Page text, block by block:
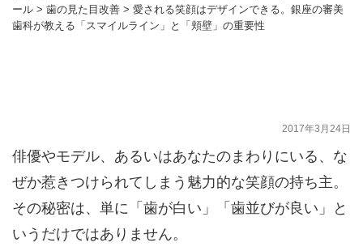
ール> 歯の見た目改善> 愛される笑顔はデザインできる。銀座の審美
歯科が教える「スマイルライン」と「頬壁」の重要性
2017年3月24日
俳優やモデル、あるいはあなたのまわりにいる、な
ぜか惹きつけられてしまう魅力的な笑顔の持ち主。
その秘密は、単に「歯が白い」「歯並びが良い」と
いうだけではありません。